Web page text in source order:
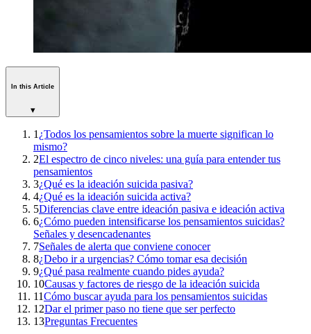
In this Article
▾
1 ¿Todos los pensamientos sobre la muerte significan lo
mismo?
2El espectro de cinco niveles: una guía para entender tus
pensamientos
3¿Qué es la ideación suicida pasiva?
4¿Qué es la ideación suicida activa?
5Diferencias clave entre ideación pasiva e ideación activa
6¿Cómo pueden intensificarse los pensamientos suicidas?
Señales y desencadenantes
7Señales de alerta que conviene conocer
8¿Debo ir a urgencias? Cómo tomar esa decisión
9¿Qué pasa realmente cuando pides ayuda?
10Causas y factores de riesgo de la ideación suicida
11Cómo buscar ayuda para los pensamientos suicidas
12Dar el primer paso no tiene que ser perfecto
13Preguntas Frecuentes